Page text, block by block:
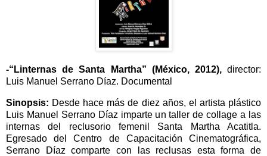
-“Linternas de Santa Martha” (México, 2012),director:
Luis Manuel Serrano Díaz. Documental
Sinopsis: Desde hace más de diez años, el artista plástico
Luis Manuel Serrano Díaz imparte un taller de collage a las
internas del reclusorio femenil Santa Martha Acatitla.
Egresado del Centro de Capacitación Cinematográfica,
Serrano Díaz comparte con las reclusas esta forma de